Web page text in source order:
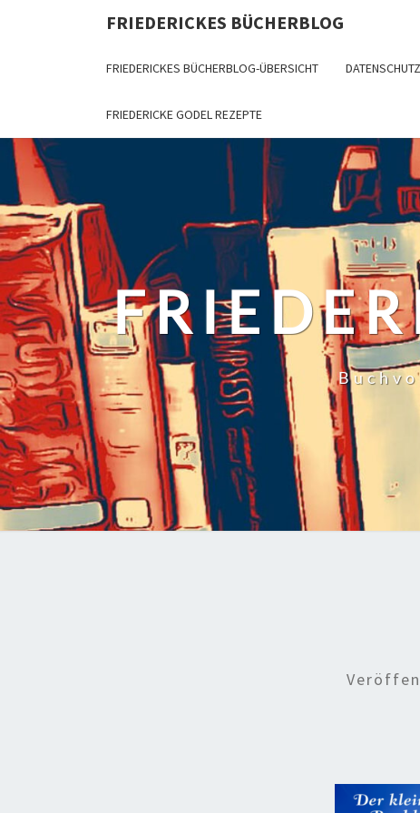
FRIEDERICKES BÜCHERBLOG
FRIEDERICKES BÜCHERBLOG-ÜBERSICHT DATENSCHUTZ
FRIEDERICKE GODEL REZEPTE